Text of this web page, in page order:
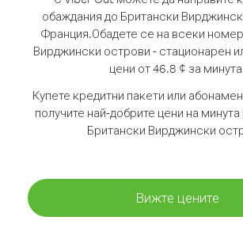
обаждания до Британски
Франция.Обадете се на всеки
Вирджински острови - стационарен
цени от 46.8 ¢ за
Купете кредитни пакети или
получите най-добрите цени на
Британски Вирджински
Вижте цените